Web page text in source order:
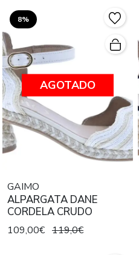
8%
AGOTADO
GAIMO
ALPARGATA DANE
CORDELA CRUDO
109,00€ 119,0€